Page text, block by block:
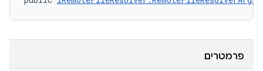
פרמטרים